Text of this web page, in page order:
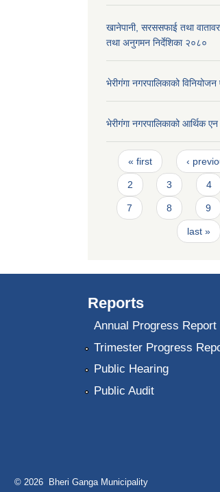
खानेपानी, सरससफाई तथा
तथा अनुगमन निर्देशिका २०८०
भेरीगंगा नगरपालिकाको
भेरीगंगा नगरपालिकाको आर्थिक
Pages
« first ‹
2 3 4
7 8 9
last »
Reports
Annual Progress Report
Trimester Progress
Public Hearing
Public Audit
© 2026 Bheri Ganga Municipality